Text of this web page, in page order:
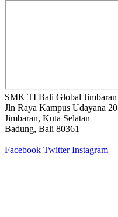
SMK TI Bali Global Jimbaran
Jln Raya Kampus Udayana 20
Jimbaran, Kuta Selatan
Badung, Bali 80361
Facebook Twitter Instagram